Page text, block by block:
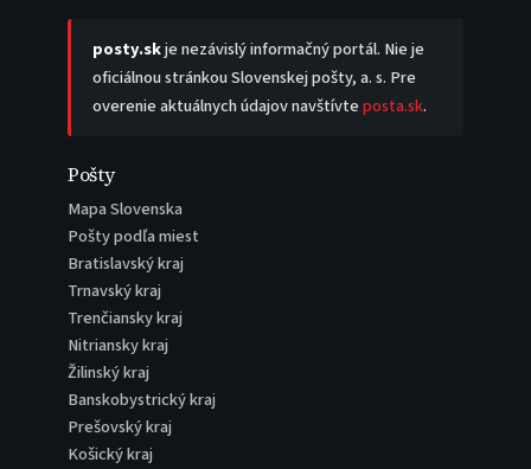
posty.skje nezávislý informačný portál. Nie je
oficiálnou stránkou Slovenskej pošty, a. s. Pre
overenie aktuálnych údajov navštívteposta.sk.
Pošty
Mapa Slovenska
Pošty podľa miest
Bratislavský kraj
Trnavský kraj
Trenčiansky kraj
Nitriansky kraj
Žilinský kraj
Banskobystrický kraj
Prešovský kraj
Košický kraj